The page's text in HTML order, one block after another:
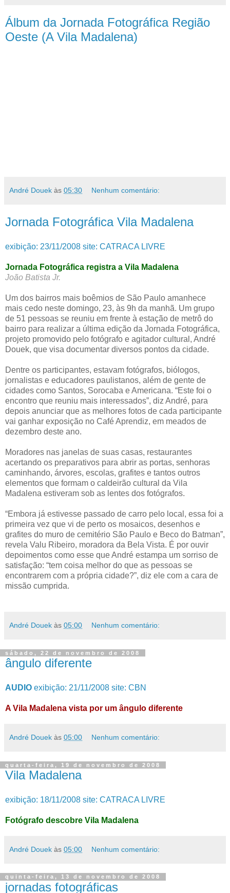
Álbum da Jornada Fotográfica Região
Oeste (A Vila Madalena)
André Douek às 05:30 Nenhum comentário:
Jornada Fotográfica Vila Madalena
exibição: 23/11/2008 site: CATRACA LIVRE
Jornada Fotográfica registra a Vila Madalena
João Batista Jr.
Um dos bairros mais boêmios de São Paulo amanhece
mais cedo neste domingo, 23, às 9h da manhã. Um grupo
de 51 pessoas se reuniu em frente à estação de metrô do
bairro para realizar a última edição da Jornada Fotográfica,
projeto promovido pelo fotógrafo e agitador cultural, André
Douek, que visa documentar diversos pontos da cidade.
Dentre os participantes, estavam fotógrafos, biólogos,
jornalistas e educadores paulistanos, além de gente de
cidades como Santos, Sorocaba e Americana. “Este foi o
encontro que reuniu mais interessados”, diz André, para
depois anunciar que as melhores fotos de cada participante
vai ganhar exposição no Café Aprendiz, em meados de
dezembro deste ano.
Moradores nas janelas de suas casas, restaurantes
acertando os preparativos para abrir as portas, senhoras
caminhando, árvores, escolas, grafites e tantos outros
elementos que formam o caldeirão cultural da Vila
Madalena estiveram sob as lentes dos fotógrafos.
“Embora já estivesse passado de carro pelo local, essa foi a
primeira vez que vi de perto os mosaicos, desenhos e
grafites do muro de cemitério São Paulo e Beco do Batman”,
revela Valu Ribeiro, moradora da Bela Vista. É por ouvir
depoimentos como esse que André estampa um sorriso de
satisfação: “tem coisa melhor do que as pessoas se
encontrarem com a própria cidade?”, diz ele com a cara de
missão cumprida.
André Douek às 05:00 Nenhum comentário:
sábado, 22 de novembro de 2008
ângulo diferente
AUDIO exibição: 21/11/2008 site: CBN
A Vila Madalena vista por um ângulo diferente
André Douek às 05:00 Nenhum comentário:
quarta-feira, 19 de novembro de 2008
Vila Madalena
exibição: 18/11/2008 site: CATRACA LIVRE
Fotógrafo descobre Vila Madalena
André Douek às 05:00 Nenhum comentário:
quinta-feira, 13 de novembro de 2008
jornadas fotográficas